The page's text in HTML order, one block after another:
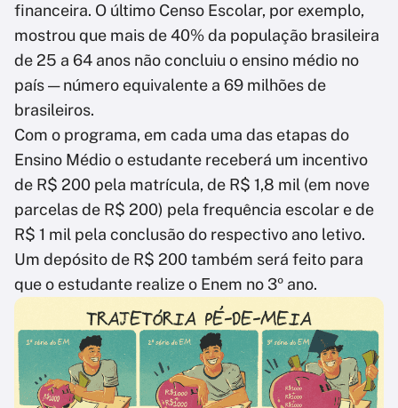
financeira. O último Censo Escolar, por exemplo,
mostrou que mais de 40% da população brasileira
de 25 a 64 anos não concluiu o ensino médio no
país — número equivalente a 69 milhões de
brasileiros.
Com o programa, em cada uma das etapas do
Ensino Médio o estudante receberá um incentivo
de R$ 200 pela matrícula, de R$ 1,8 mil (em nove
parcelas de R$ 200) pela frequência escolar e de
R$ 1 mil pela conclusão do respectivo ano letivo.
Um depósito de R$ 200 também será feito para
que o estudante realize o Enem no 3º ano.